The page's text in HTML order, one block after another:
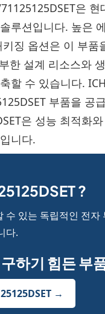
은
루션입니다. 높은
징 옵션은 이 부
한 설계 리소스와
할 수 있습니다.
부품을
은 성능 최적화
니다.
?
수 있는 독립적인 전자
다.
하기 힘든 부
→